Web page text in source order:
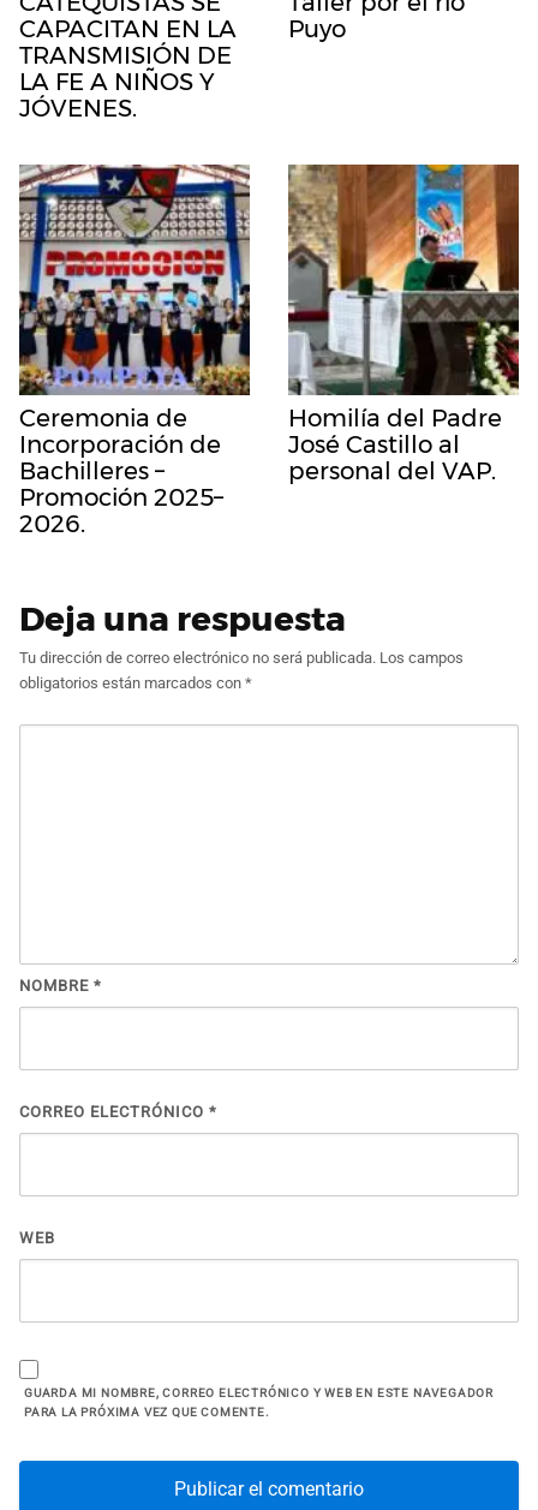
CAPACITAN EN LA
TRANSMISIÓN DE
LA FE A NIÑOS Y
JÓVENES.
Puyo
Ceremonia de
Incorporación de
Bachilleres –
Promoción 2025–
2026.
Homilía del Padre
José Castillo al
personal del VAP.
Deja una respuesta
Tu dirección de correo electrónico no será publicada. Los campos
obligatorios están marcados con *
NOMBRE *
CORREO ELECTRÓNICO *
WEB
GUARDA MI NOMBRE, CORREO ELECTRÓNICO Y WEB EN ESTE NAVEGADOR
PARA LA PRÓXIMA VEZ QUE COMENTE.